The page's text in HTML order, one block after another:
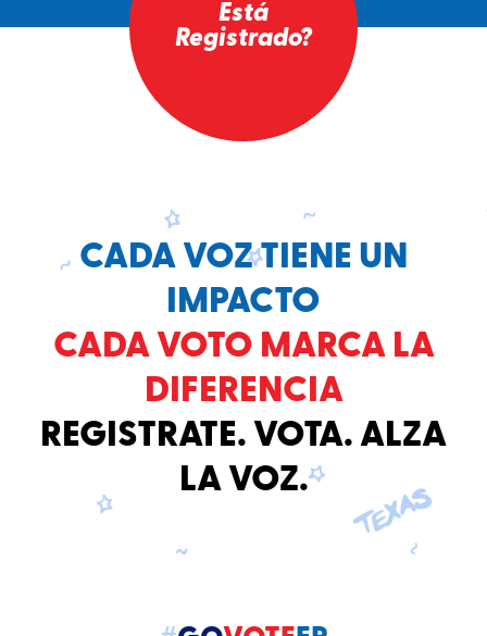
Está
Registrado?
CADA VOZ TIENE UN
IMPACTO
CADA VOTO MARCA LA
DIFERENCIA
REGISTRATE. VOTA. ALZA
LA VOZ.